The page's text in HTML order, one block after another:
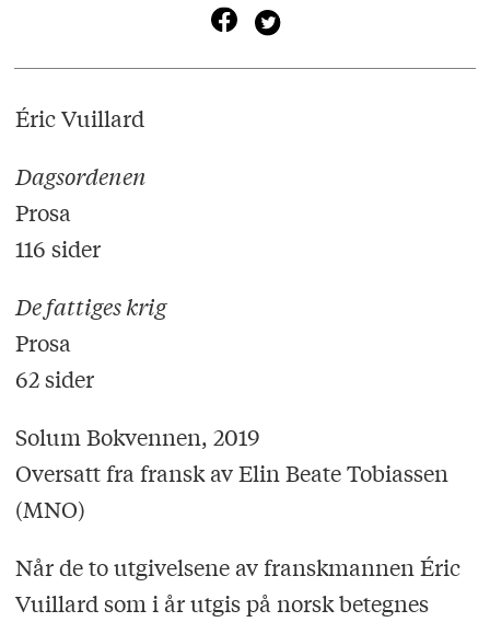
Éric Vuillard
Dagsordenen
Prosa
116 sider
De fattiges krig
Prosa
62 sider
Solum Bokvennen, 2019
Oversatt fra fransk av Elin Beate Tobiassen
(MNO)
Når de to utgivelsene av franskmannen Éric
Vuillard som i år utgis på norsk betegnes